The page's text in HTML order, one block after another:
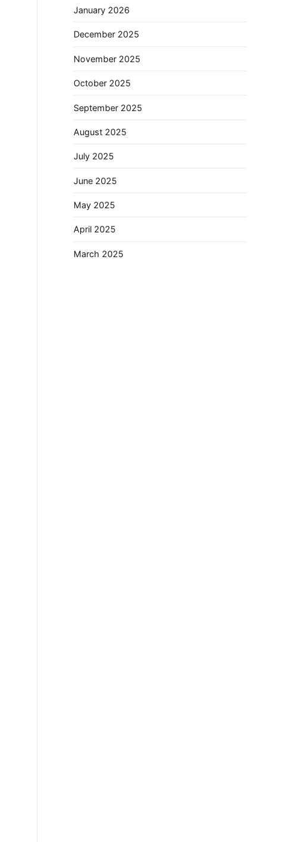
January 2026
December 2025
November 2025
October 2025
September 2025
August 2025
July 2025
June 2025
May 2025
April 2025
March 2025